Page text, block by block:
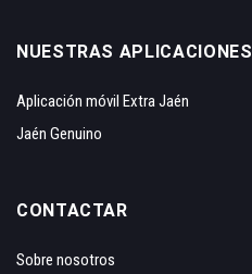
NUESTRAS APLICACIONES
Aplicación móvil Extra Jaén
Jaén Genuino
CONTACTAR
Sobre nosotros